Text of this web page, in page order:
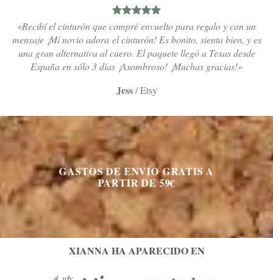
«Recibí el cinturón que compré envuelto para regalo y con un
mensaje ¡Mi novio adora el cinturón! Es bonito, sienta bien, y es
una gran alternativa al cuero. El paquete llegó a Texas desde
España en sólo 3 días ¡Asombroso! ¡Muchas gracias!»
Jess /Etsy
GASTOS DE ENVÍO GRATIS A
PARTIR DE 59€
XIANNA HA APARECIDO EN